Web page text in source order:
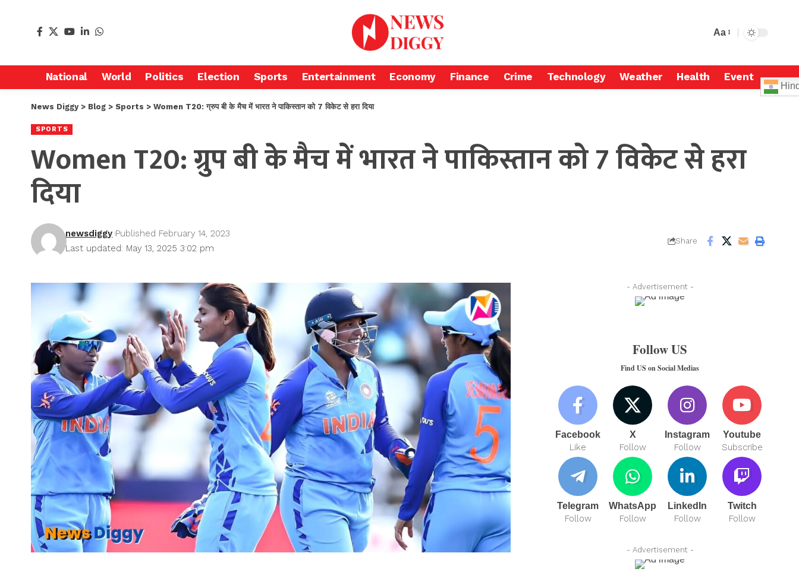
Aa
National World Politics Election Sports Entertainment Economy Finance Crime Technology Weather Health Event
News Diggy> Blog > Sports > Women T20: ग्रुप बी के मैच में भारत ने पाकिस्तान को 7 विकेट से हरा दिया
SPORTS
Women T20: ग्रुप बी के मैच में भारत ने पाकिस्तान को 7 विकेट से हरा
दिया
Last updated: May 13, 2025 3:02 pm
newsdiggy Published February 14, 2023
Share
- Advertisement -
Follow US
Find US on Social Medias
Facebook
Like
X
Follow
Instagram
Follow
Youtube
Subscribe
Telegram
Follow
WhatsApp
Follow
LinkedIn
Follow
Twitch
Follow
- Advertisement -